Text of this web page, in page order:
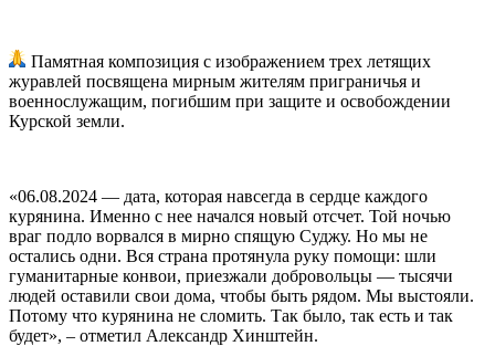
Памятная композиция с изображением трех летящих
журавлей посвящена мирным жителям приграничья и
военнослужащим, погибшим при защите и освобождении
Курской земли.
«06.08.2024 — дата, которая навсегда в сердце каждого
курянина. Именно с нее начался новый отсчет. Той ночью
враг подло ворвался в мирно спящую Суджу. Но мы не
остались одни. Вся страна протянула руку помощи: шли
гуманитарные конвои, приезжали добровольцы — тысячи
людей оставили свои дома, чтобы быть рядом. Мы выстояли.
Потому что курянина не сломить. Так было, так есть и так
будет», – отметил Александр Хинштейн.